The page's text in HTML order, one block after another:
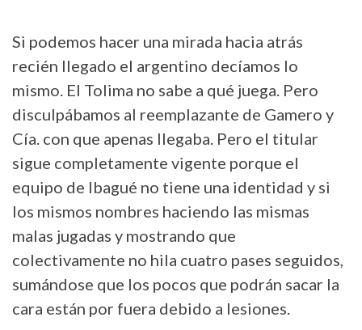
Si podemos hacer una mirada hacia atrás
recién llegado el argentino decíamos lo
mismo. El Tolima no sabe a qué juega. Pero
disculpábamos al reemplazante de Gamero y
Cía. con que apenas llegaba. Pero el titular
sigue completamente vigente porque el
equipo de Ibagué no tiene una identidad y si
los mismos nombres haciendo las mismas
malas jugadas y mostrando que
colectivamente no hila cuatro pases seguidos,
sumándose que los pocos que podrán sacar la
cara están por fuera debido a lesiones.